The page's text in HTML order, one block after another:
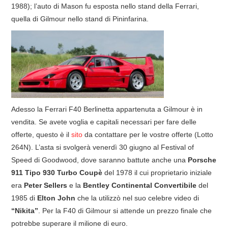
PINKFLOYDIANE
POLICY/COOKIES
1988); l’auto di Mason fu esposta nello stand della Ferrari,
quella di Gilmour nello stand di Pininfarina.
Adesso la Ferrari F40 Berlinetta appartenuta a Gilmour è in
vendita. Se avete voglia e capitali necessari per fare delle
offerte, questo è ilsito da contattare per le vostre offerte (Lotto
264N). L’asta si svolgerà venerdì 30 giugno al Festival of
Speed di Goodwood, dove saranno battute anche una Porsche
911 Tipo 930 Turbo Coupè del 1978 il cui proprietario iniziale
era Peter Sellers e la Bentley Continental Convertibile del
1985 di Elton Johnche la utilizzò nel suo celebre video di
“Nikita”
Per la F40 di Gilmour si attende un prezzo finale che
potrebbe superare il milione di euro.